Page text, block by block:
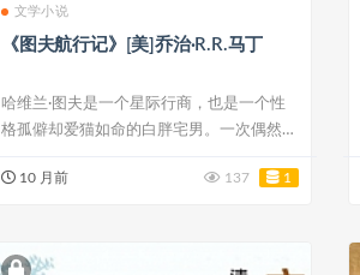
文学小说
《图夫航行记》[美]乔治·R.R.马丁
哈维兰·图夫是一个星际行商，也是一个性
格孤僻却爱猫如命的白胖宅男。一次偶然的
10 月前 137 1